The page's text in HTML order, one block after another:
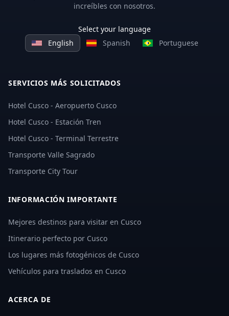
increíbles con nosotros.
Select your language
English
Spanish Portuguese
SERVICIOS MÁS SOLICITADOS
Hotel Cusco - Aeropuerto Cusco
Hotel Cusco - Estación Tren
Hotel Cusco - Terminal Terrestre
Transporte Valle Sagrado
Transporte City Tour
INFORMACIÓN IMPORTANTE
Mejores destinos para visitar en Cusco
Itinerario perfecto por Cusco
Los lugares más fotogénicos de Cusco
Vehículos para traslados en Cusco
ACERCA DE